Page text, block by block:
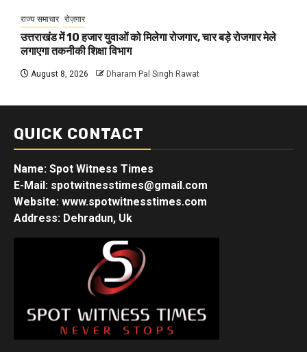
राज्य समाचार रोज़गार
उत्तराखंड में 10 हजार युवाओं को मिलेगा रोजगार, चार बड़े रोजगार मेले
लगाएगा तकनीकी शिक्षा विभाग
August 8, 2026 Dharam Pal Singh Rawat
QUICK CONTACT
Name: Spot Witness Times
E-Mail: spotwitnesstimes@gmail.com
Website: www.spotwitnesstimes.com
Address: Dehradun, Uk